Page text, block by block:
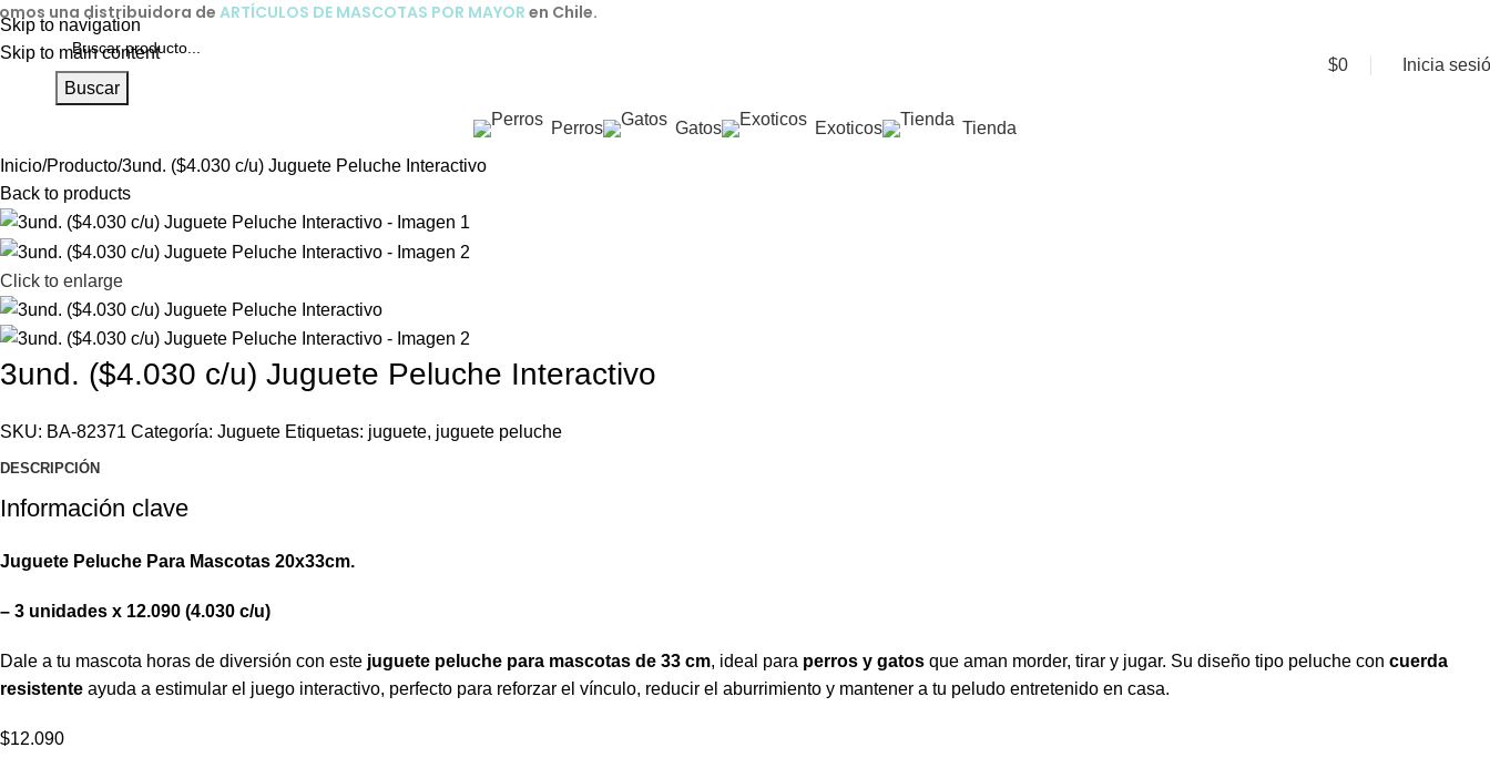
Skip to navigation
Skip to main content
una distribuidora de ARTÍCULOS DE MASCOTAS POR MAYOR en Chile.
Buscar
$0 Inicia
Perros Gatos Exoticos
Tienda
Inicio Producto 3und. ($4.030 c/u) Juguete Peluche Interactivo
Back to products
Click to enlarge
3und. ($4.030 c/u) Juguete Peluche Interactivo
SKU: BA-82371 Categoría: Juguete Etiquetas: juguete, juguete peluche
DESCRIPCIÓN
Información clave
Juguete Peluche Para Mascotas 20x33cm.
– 3 unidades x 12.090 (4.030 c/u)
Dale a tu mascota horas de diversión con este juguete peluche para mascotas de 33 cm, ideal para perros y gatos que aman morder, tirar y jugar. Su diseño tipo peluche con cuerda
resistente ayuda a estimular el juego interactivo, perfecto para reforzar el vínculo, reducir el aburrimiento y mantener a tu peludo entretenido en casa.
$12.090